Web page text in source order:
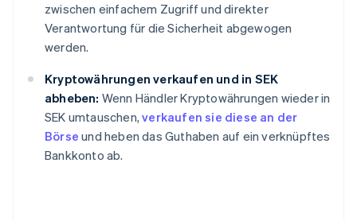
zwischen einfachem Zugriff und direkter
Verantwortung für die Sicherheit abgewogen
werden.
Kryptowährungen verkaufen und in SEK
abheben: Wenn Händler Kryptowährungen wieder in
SEK umtauschen,verkaufen sie diese an der
Börse und heben das Guthaben auf ein verknüpftes
Bankkonto ab.